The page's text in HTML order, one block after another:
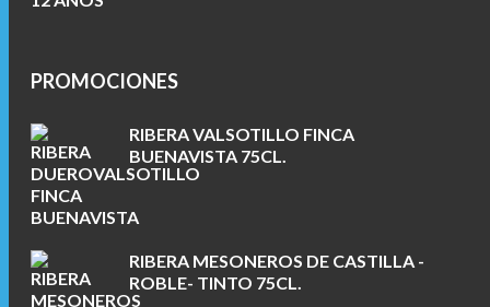
PROMOCIONES
RIBERA VALSOTILLO FINCA
BUENAVISTA 75CL.
RIBERA MESONEROS DE CASTILLA -
ROBLE- TINTO 75CL.